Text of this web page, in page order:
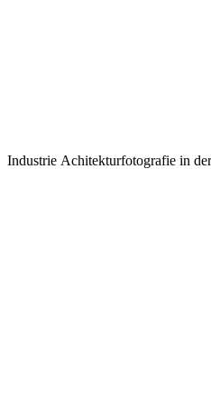
Industrie Achitekturfotografie in